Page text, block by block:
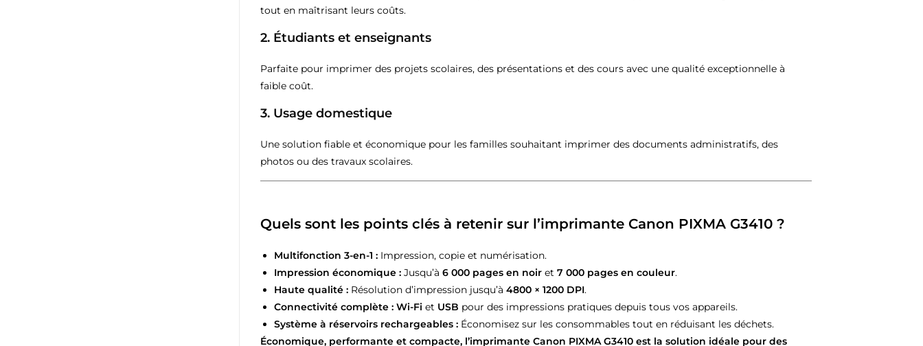
tout en maîtrisant leurs coûts.
2. Étudiants et enseignants
Parfaite pour imprimer des projets scolaires, des présentations et des cours avec une qualité exceptionnelle à
faible coût.
3. Usage domestique
Une solution fiable et économique pour les familles souhaitant imprimer des documents administratifs, des
photos ou des travaux scolaires.
Quels sont les points clés à retenir sur l’imprimante Canon PIXMA G3410 ?
Multifonction 3-en-1 : Impression, copie et numérisation.
Impression économique : Jusqu’à 6 000 pages en noir et 7 000 pages en couleur.
Haute qualité : Résolution d’impression jusqu’à 4800 × 1200 DPI.
Connectivité complète : Wi-Fi et USB pour des impressions pratiques depuis tous vos appareils.
Système à réservoirs rechargeables : Économisez sur les consommables tout en réduisant les déchets.
Économique, performante et compacte, l’imprimante Canon PIXMA G3410 est la solution idéale pour des